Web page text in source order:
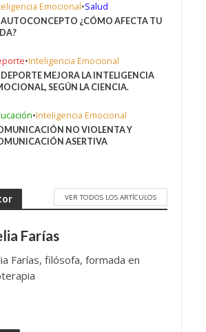
Emocional•Salud
AUTOCONCEPTO ¿CÓMO AFECTA TU
•Inteligencia Emocional
DEPORTE MEJORA LA INTELIGENCIA
SEGÚN LA CIENCIA.
•Inteligencia Emocional
NO VIOLENTA Y
ASERTIVA
VER TODOS LOS ARTÍCULOS
Farías
Farías, filósofa, formada en